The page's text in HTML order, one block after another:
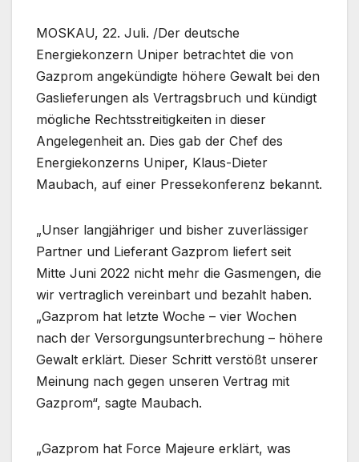
MOSKAU, 22. Juli. /Der deutsche
Energiekonzern Uniper betrachtet die von
Gazprom angekündigte höhere Gewalt bei den
Gaslieferungen als Vertragsbruch und kündigt
mögliche Rechtsstreitigkeiten in dieser
Angelegenheit an. Dies gab der Chef des
Energiekonzerns Uniper, Klaus-Dieter
Maubach, auf einer Pressekonferenz bekannt.
„Unser langjähriger und bisher zuverlässiger
Partner und Lieferant Gazprom liefert seit
Mitte Juni 2022 nicht mehr die Gasmengen, die
wir vertraglich vereinbart und bezahlt haben.
„Gazprom hat letzte Woche – vier Wochen
nach der Versorgungsunterbrechung – höhere
Gewalt erklärt. Dieser Schritt verstößt unserer
Meinung nach gegen unseren Vertrag mit
Gazprom“, sagte Maubach.
„Gazprom hat Force Majeure erklärt, was